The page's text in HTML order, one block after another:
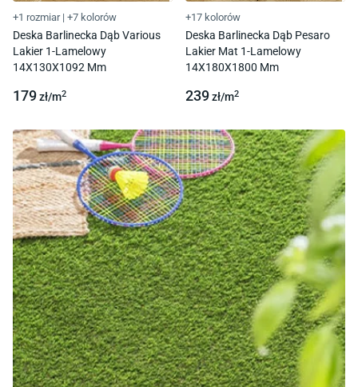
+1 rozmiar | +7 kolorów
Deska Barlinecka Dąb Various
Lakier 1-Lamelowy
14X130X1092 Mm
179zł/m2
+17 kolorów
Deska Barlinecka Dąb Pesaro
Lakier Mat 1-Lamelowy
14X180X1800 Mm
239zł/m2